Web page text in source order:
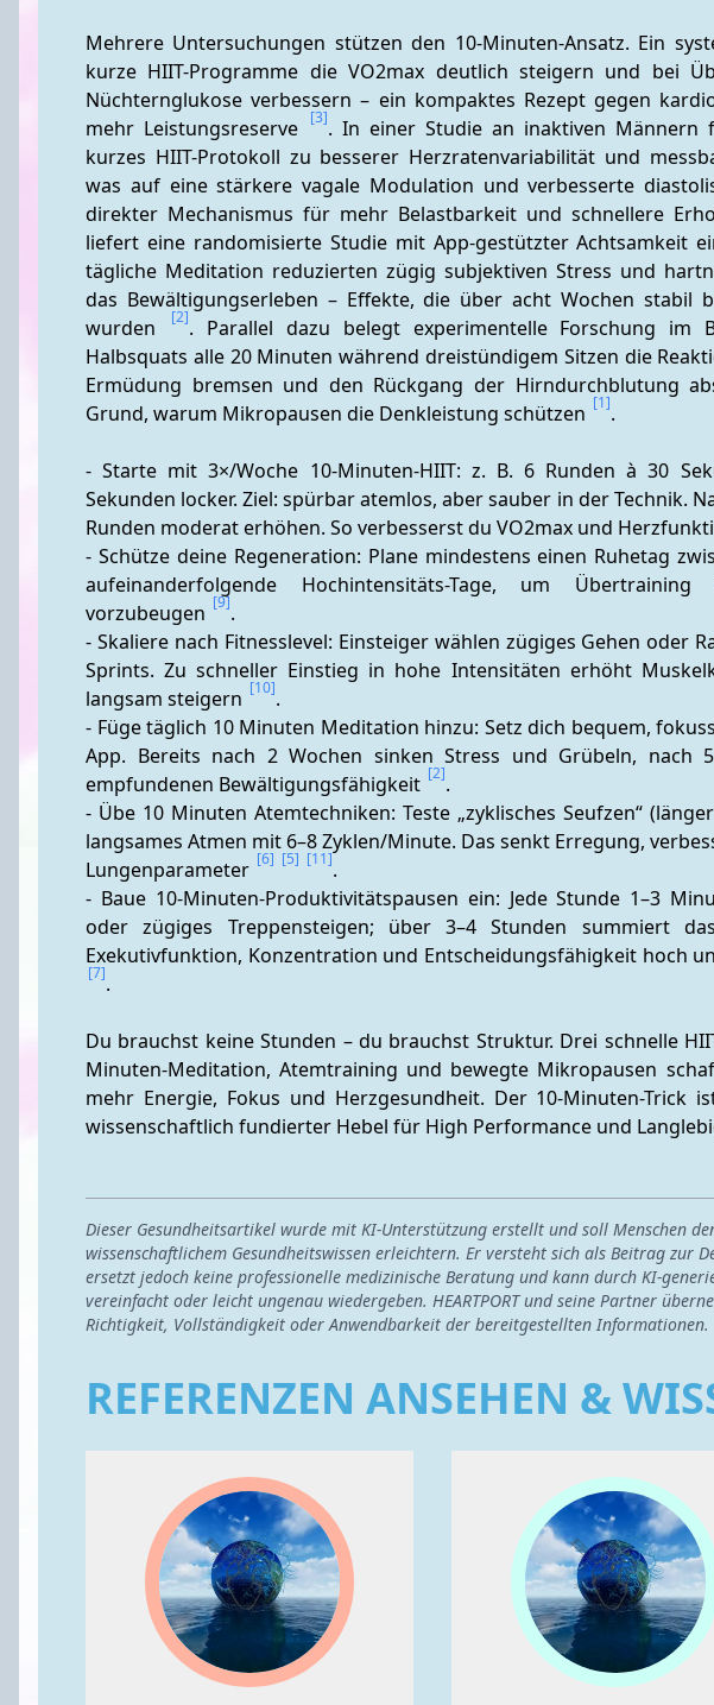
Mehrere Untersuchungen stützen den 10-Minuten-Ansatz. Ein
kurze HIIT-Programme die VO2max deutlich steigern und bei
Nüchternglukose verbessern – ein kompaktes Rezept gegen
mehr Leistungsreserve
[3]. In einer Studie an inaktiven Männern
kurzes HIIT-Protokoll zu besserer Herzratenvariabilität und
was auf eine stärkere vagale Modulation und verbesserte
direkter Mechanismus für mehr Belastbarkeit und schnellere
liefert eine randomisierte Studie mit App-gestützter Achtsamkeit
tägliche Meditation reduzierten zügig subjektiven Stress und
das Bewältigungserleben – Effekte, die über acht Wochen stabil
wurden
[2]. Parallel dazu belegt experimentelle Forschung im
Halbsquats alle 20 Minuten während dreistündigem Sitzen die
Ermüdung bremsen und den Rückgang der Hirndurchblutung
Grund, warum Mikropausen die Denkleistung schützen [1].
- Starte mit 3×/Woche 10-Minuten-HIIT: z. B. 6 Runden à 30
Sekunden locker. Ziel: spürbar atemlos, aber sauber in der Technik.
Runden moderat erhöhen. So verbesserst du VO2max und
- Schütze deine Regeneration: Plane mindestens einen Ruhetag
aufeinanderfolgende Hochintensitäts-Tage, um
vorzubeugen [9].
- Skaliere nach Fitnesslevel: Einsteiger wählen zügiges Gehen oder
Sprints. Zu schneller Einstieg in hohe Intensitäten erhöht
langsam steigern [10].
- Füge täglich 10 Minuten Meditation hinzu: Setz dich bequem,
App. Bereits nach 2 Wochen sinken Stress und Grübeln, nach
empfundenen Bewältigungsfähigkeit [2].
- Übe 10 Minuten Atemtechniken: Teste „zyklisches Seufzen“
langsames Atmen mit 6–8 Zyklen/Minute. Das senkt Erregung,
Lungenparameter [6] [5] [11].
- Baue 10-Minuten-Produktivitätspausen ein: Jede Stunde 1–3
oder zügiges Treppensteigen; über 3–4 Stunden summiert
Exekutivfunktion, Konzentration und Entscheidungsfähigkeit hoch
[7].
Du brauchst keine Stunden – du brauchst Struktur. Drei schnelle
Minuten-Meditation, Atemtraining und bewegte Mikropausen
mehr Energie, Fokus und Herzgesundheit. Der 10-Minuten-Trick
wissenschaftlich fundierter Hebel für High Performance und
Dieser Gesundheitsartikel wurde mit KI-Unterstützung erstellt und soll Menschen
wissenschaftlichem Gesundheitswissen erleichtern. Er versteht sich als Beitrag zur
ersetzt jedoch keine professionelle medizinische Beratung und kann durch KI-
vereinfacht oder leicht ungenau wiedergeben. HEARTPORT und seine Partner
Richtigkeit, Vollständigkeit oder Anwendbarkeit der bereitgestellten Informationen.
REFERENZEN ANSEHEN &